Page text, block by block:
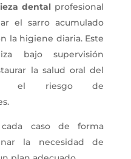
dental profesional
el sarro acumulado
la higiene diaria. Este
bajo supervisión
la salud oral del
el riesgo de
caso de forma
la necesidad de